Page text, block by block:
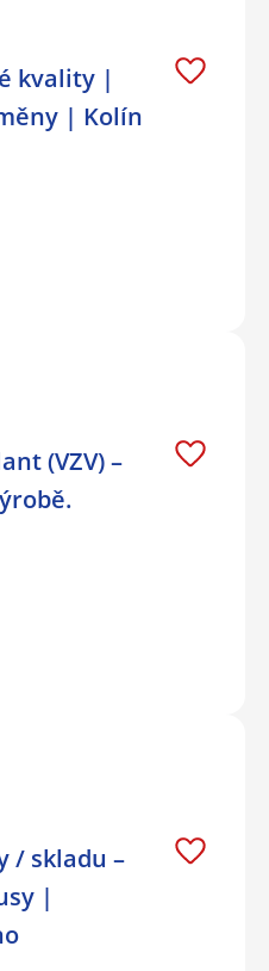
kvality |
| Kolín
(VZV) –
/ skladu –
|